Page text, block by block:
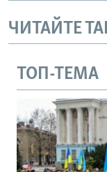
ЧИТАЙТЕ
ТОП-ТЕМА